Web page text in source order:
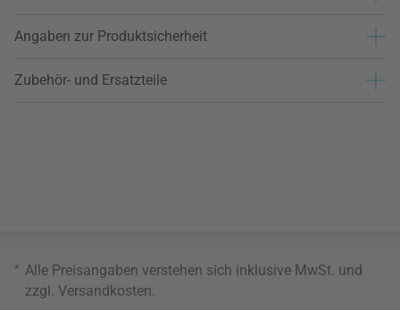
Angaben zur Produktsicherheit
Zubehör- und Ersatzteile
* Alle Preisangaben verstehen sich inklusive MwSt. und
zzgl. Versandkosten